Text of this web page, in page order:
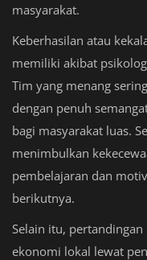
masyarakat.
Keberhasilan atau
memiliki akibat
Tim yang menang
dengan penuh
bagi masyarakat luas.
menimbulkan
pembelajaran dan
berikutnya.
Selain itu,
ekonomi lokal lewat